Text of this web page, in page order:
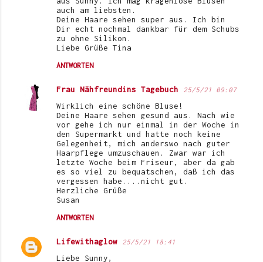
auch am liebsten.
Deine Haare sehen super aus. Ich bin
Dir echt nochmal dankbar für dem Schubs
zu ohne Silikon.
Liebe Grüße Tina
ANTWORTEN
Frau Nähfreundins Tagebuch 25/5/21 09:07
Wirklich eine schöne Bluse!
Deine Haare sehen gesund aus. Nach wie
vor gehe ich nur einmal in der Woche in
den Supermarkt und hatte noch keine
Gelegenheit, mich anderswo nach guter
Haarpflege umzuschauen. Zwar war ich
letzte Woche beim Friseur, aber da gab
es so viel zu bequatschen, daß ich das
vergessen habe....nicht gut.
Herzliche Grüße
Susan
ANTWORTEN
Lifewithaglow 25/5/21 18:41
Liebe Sunny,